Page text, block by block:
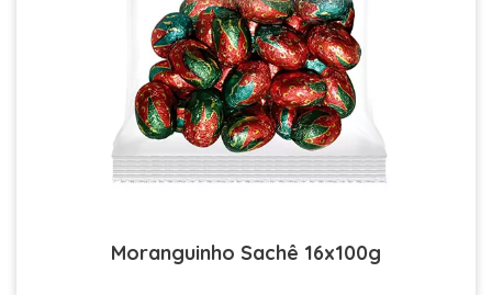
Moranguinho Sachê 16x100g